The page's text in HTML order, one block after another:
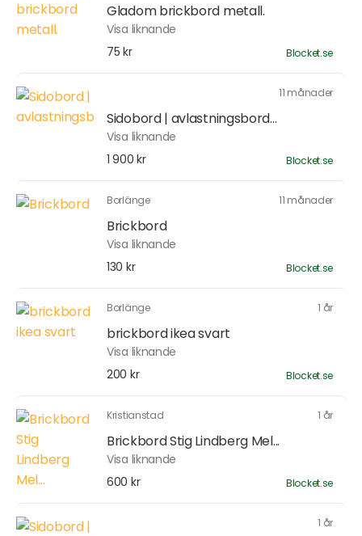
Gladom brickbord metall.
Visa liknande
75 kr
Blocket.se
11 månader
Sidobord | avlastningsbord...
Visa liknande
1 900 kr
Blocket.se
Borlänge 11 månader
Brickbord
Visa liknande
130 kr
Blocket.se
Borlänge 1 år
brickbord ikea svart
Visa liknande
200 kr
Blocket.se
Kristianstad 1 år
Brickbord Stig Lindberg Mel...
Visa liknande
600 kr
Blocket.se
1 år